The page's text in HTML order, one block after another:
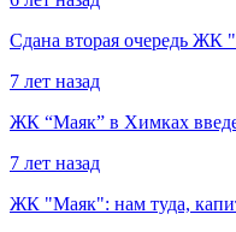
Сдана вторая очередь ЖК
7 лет назад
ЖК “Маяк” в Химках
7 лет назад
ЖК "Маяк": нам туда,